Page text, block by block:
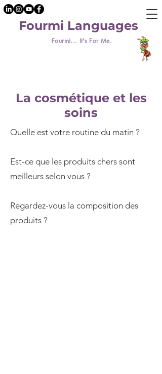
Fourmi... It's For Me.
Fourmi Languages
La cosmétique et les
soins
Quelle est votre routine du matin ?
Est-ce que les produits chers sont
meilleurs selon vous ?
Regardez-vous la composition des
produits ?